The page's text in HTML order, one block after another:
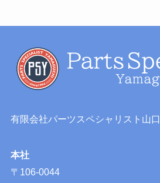
有限会社パーツスペシャリスト山口
本社
〒106-0044